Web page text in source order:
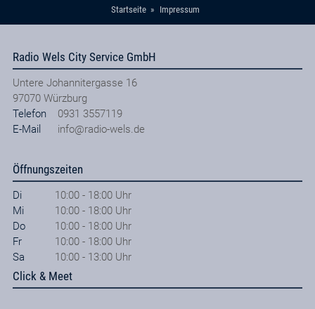
Startseite Impressum
Radio Wels City Service GmbH
Untere Johannitergasse 16
97070 Würzburg
Telefon
0931 3557119
E-Mail
info@radio-wels.de
Öffnungszeiten
Di
10:00 - 18:00 Uhr
Mi
10:00 - 18:00 Uhr
Do
10:00 - 18:00 Uhr
Fr
10:00 - 18:00 Uhr
Sa
10:00 - 13:00 Uhr
Click & Meet